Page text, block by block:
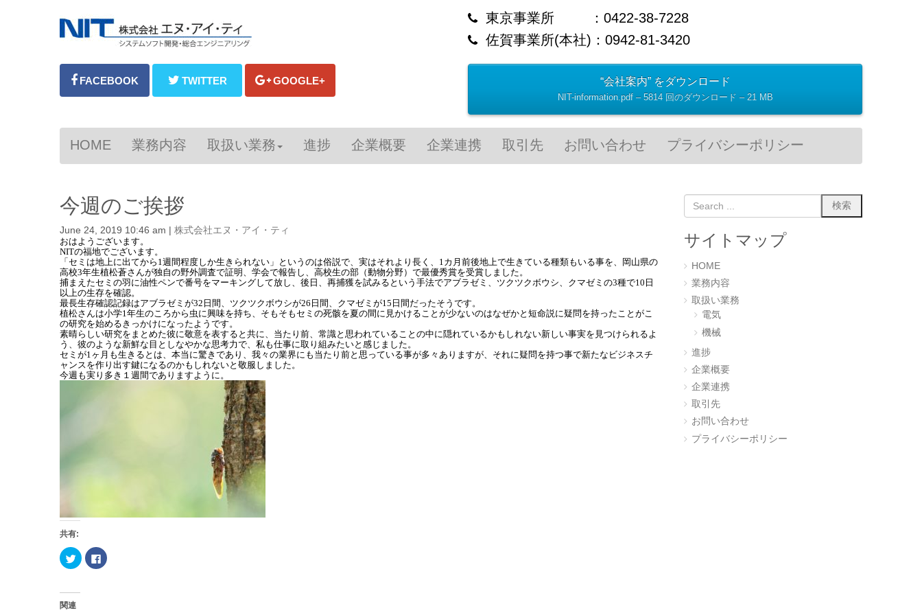
東京事業所 ：0422-38-7228
佐賀事業所(本社)：0942-81-3420
“会社案内” をダウンロード
NIT-information.pdf – 5814 回のダウンロード – 21 MB
HOME 業務内容 取扱い業務 進捗 企業概要 企業連携 取引先 お問い合わせ プライバシーポリシー
今週のご挨拶
June 24, 2019 10:46 am | 株式会社エヌ・アイ・ティ
おはようございます。
NITの福地でございます。
「セミは地上に出てから1週間程度しか生きられない」というのは俗説で、実はそれより長く、1カ月前後地上で生きている種類もいる事を、岡山県の
高校3年生植松蒼さんが独自の野外調査で証明、学会で報告し、高校生の部（動物分野）で最優秀賞を受賞しました。
捕まえたセミの羽に油性ペンで番号をマーキングして放し、後日、再捕獲を試みるという手法でアブラゼミ、ツクツクボウシ、クマゼミの3種で10日
以上の生存を確認。
最長生存確認記録はアブラゼミが32日間、ツクツクボウシが26日間、クマゼミが15日間だったそうです。
植松さんは小学1年生のころから虫に興味を持ち、そもそもセミの死骸を夏の間に見かけることが少ないのはなぜかと短命説に疑問を持ったことがこ
の研究を始めるきっかけになったようです。
素晴らしい研究をまとめた彼に敬意を表すると共に、当たり前、常識と思われていることの中に隠れているかもしれない新しい事実を見つけられるよ
う、彼のような新鮮な目としなやかな思考力で、私も仕事に取り組みたいと感じました。
セミが1ヶ月も生きるとは、本当に驚きであり、我々の業界にも当たり前と思っている事が多々ありますが、それに疑問を持つ事で新たなビジネスチ
ャンスを作り出す鍵になるのかもしれないと敬服しました。
今週も実り多き１週間でありますように。
共有:
ク
リ
て
F
a
関連
サイトマップ
HOME
業務内容
取扱い業務
電気
機械
進捗
企業概要
企業連携
取引先
お問い合わせ
プライバシーポリシー